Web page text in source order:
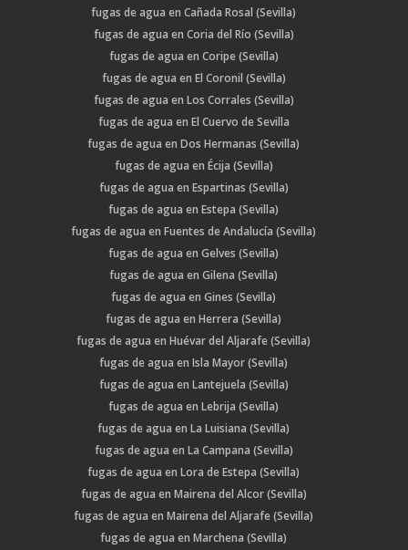
fugas de agua en Cañada Rosal (Sevilla)
fugas de agua en Coria del Río (Sevilla)
fugas de agua en Coripe (Sevilla)
fugas de agua en El Coronil (Sevilla)
fugas de agua en Los Corrales (Sevilla)
fugas de agua en El Cuervo de Sevilla
fugas de agua en Dos Hermanas (Sevilla)
fugas de agua en Écija (Sevilla)
fugas de agua en Espartinas (Sevilla)
fugas de agua en Estepa (Sevilla)
fugas de agua en Fuentes de Andalucía (Sevilla)
fugas de agua en Gelves (Sevilla)
fugas de agua en Gilena (Sevilla)
fugas de agua en Gines (Sevilla)
fugas de agua en Herrera (Sevilla)
fugas de agua en Huévar del Aljarafe (Sevilla)
fugas de agua en Isla Mayor (Sevilla)
fugas de agua en Lantejuela (Sevilla)
fugas de agua en Lebrija (Sevilla)
fugas de agua en La Luisiana (Sevilla)
fugas de agua en La Campana (Sevilla)
fugas de agua en Lora de Estepa (Sevilla)
fugas de agua en Mairena del Alcor (Sevilla)
fugas de agua en Mairena del Aljarafe (Sevilla)
fugas de agua en Marchena (Sevilla)